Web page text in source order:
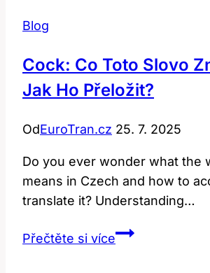
Blog
Cock: Co Toto Slovo
Jak Ho Přeložit?
OdEuroTran.cz 25. 7. 2025
Do you ever wonder what the
means in Czech and how to
translate it? Understanding…
Přečtěte si víceCock: